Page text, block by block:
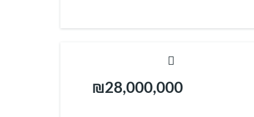
₪28,000,000